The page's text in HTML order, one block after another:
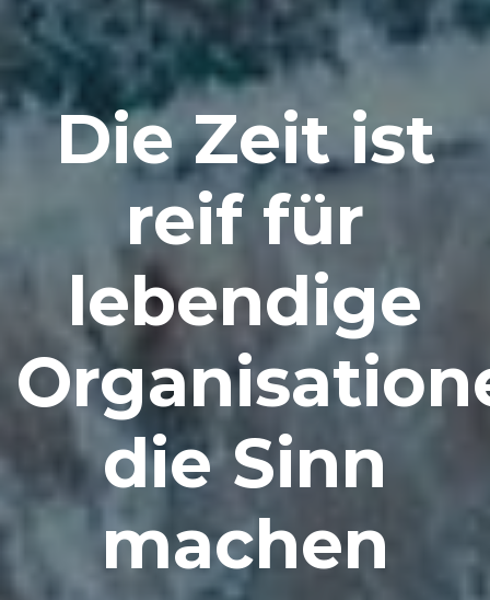
Die Zeit ist
reif für
lebendige
die Sinn
machen